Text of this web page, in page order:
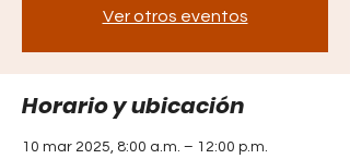
Ver otros eventos
Horario y ubicación
10 mar 2025, 8:00 a.m. – 12:00 p.m.